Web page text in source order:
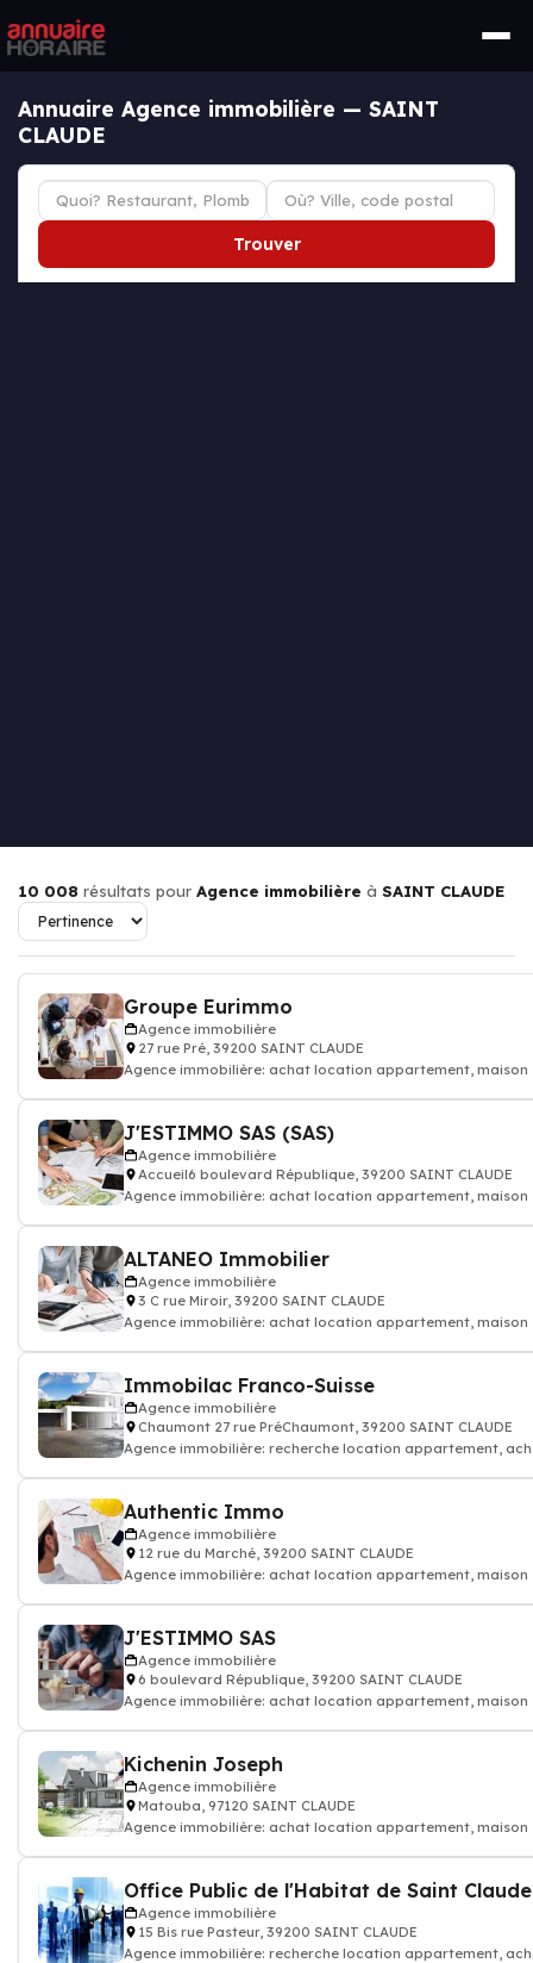
Annuaire Agence immobilière — SAINT
CLAUDE
Trouver
10 008 résultats pour Agence immobilière à SAINT CLAUDE
Groupe Eurimmo
Agence immobilière
27 rue Pré, 39200 SAINT CLAUDE
Agence immobilière: achat location appartement, maison
J'ESTIMMO SAS (SAS)
Agence immobilière
Accueil6 boulevard République, 39200 SAINT CLAUDE
Agence immobilière: achat location appartement, maison
ALTANEO Immobilier
Agence immobilière
3 C rue Miroir, 39200 SAINT CLAUDE
Agence immobilière: achat location appartement, maison
Immobilac Franco-Suisse
Agence immobilière
Chaumont 27 rue PréChaumont, 39200 SAINT CLAUDE
Agence immobilière: recherche location appartement,
Authentic Immo
Agence immobilière
12 rue du Marché, 39200 SAINT CLAUDE
Agence immobilière: achat location appartement, maison
J'ESTIMMO SAS
Agence immobilière
6 boulevard République, 39200 SAINT CLAUDE
Agence immobilière: achat location appartement, maison
Kichenin Joseph
Agence immobilière
Matouba, 97120 SAINT CLAUDE
Agence immobilière: achat location appartement, maison
Office Public de l'Habitat de Saint Claude
Agence immobilière
15 Bis rue Pasteur, 39200 SAINT CLAUDE
Agence immobilière: recherche location appartement,